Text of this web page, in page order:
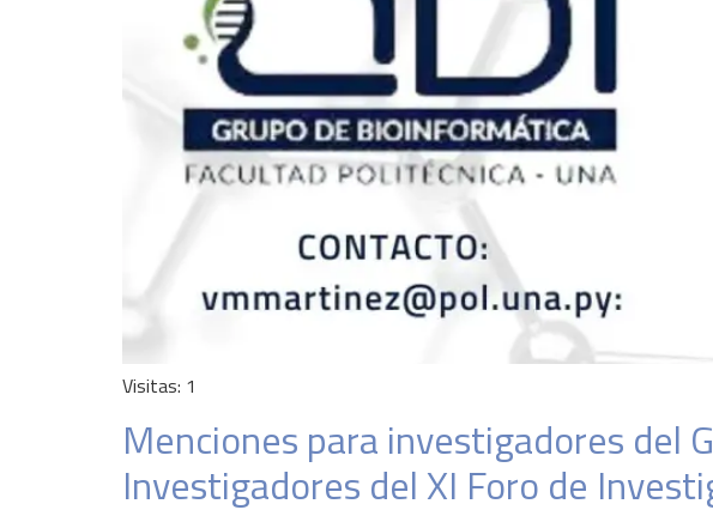
Visitas: 1
Menciones para investigadores del
Investigadores del XI Foro de